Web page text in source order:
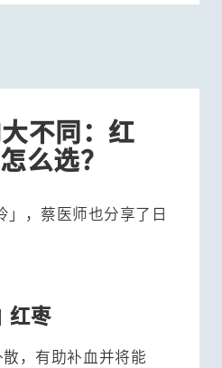
不同：红
么选？
」，蔡医师也分享了日
红枣
，有助补血并将能